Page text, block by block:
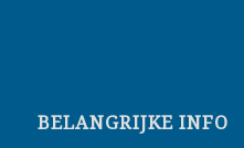
BELANGRIJKE INFO